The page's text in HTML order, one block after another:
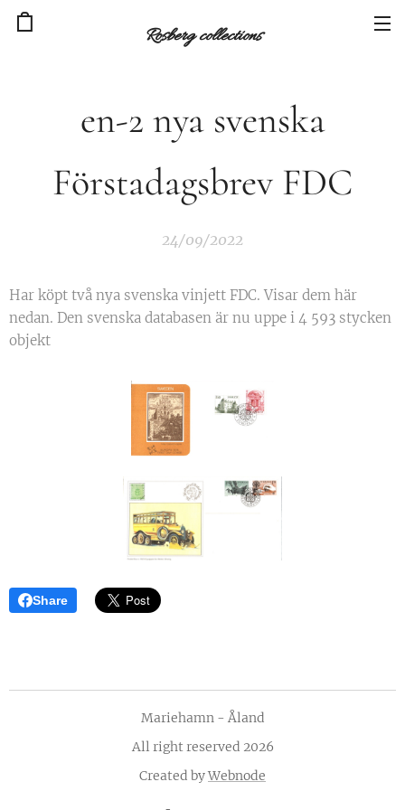
Rosberg collections
en-2 nya svenska
Förstadagsbrev FDC
24/09/2022
Har köpt två nya svenska vinjett FDC. Visar dem här
nedan. Den svenska databasen är nu uppe i 4 593 stycken
objekt
Share
Mariehamn - Åland
All right reserved 2026
Created byWebnode